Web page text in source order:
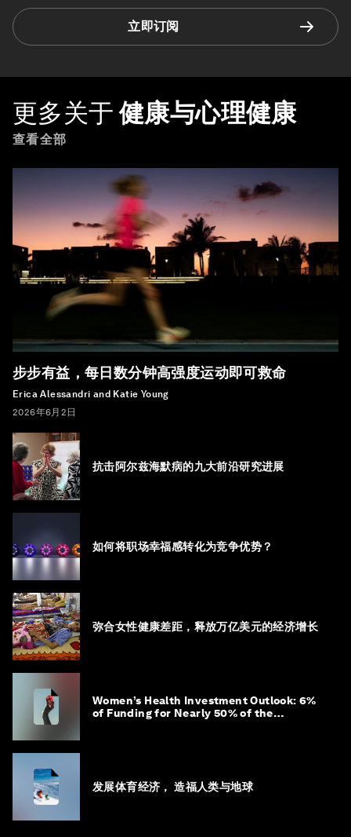
立即订阅
更多关于 健康与心理健康
查看全部
步步有益，每日数分钟高强度运动即可救命
Erica Alessandri and Katie Young
2026年6月2日
抗击阿尔兹海默病的九大前沿研究进展
如何将职场幸福感转化为竞争优势？
弥合女性健康差距，释放万亿美元的经济增长
Women’s Health Investment Outlook: 6%
of Funding for Nearly 50% of the
发展体育经济， 造福人类与地球